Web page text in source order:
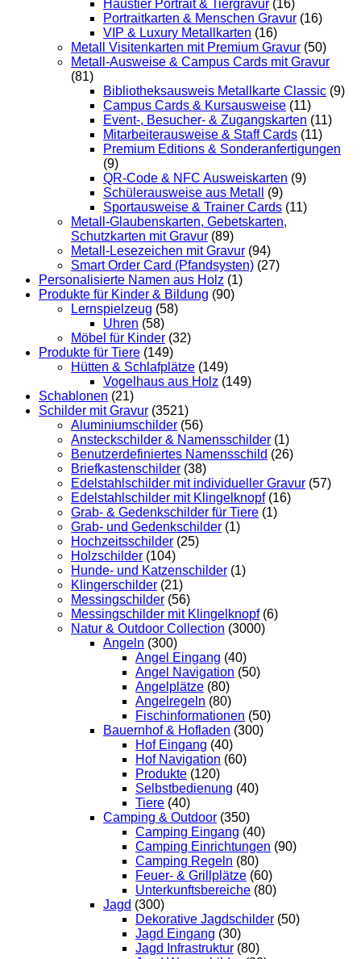
Haustier Portrait & Tiergravur (16)
Portraitkarten & Menschen Gravur (16)
VIP & Luxury Metallkarten (16)
Metall Visitenkarten mit Premium Gravur (50)
Metall-Ausweise & Campus Cards mit Gravur
(81)
Bibliotheksausweis Metallkarte Classic (9)
Campus Cards & Kursausweise (11)
Event-, Besucher- & Zugangskarten (11)
Mitarbeiterausweise & Staff Cards (11)
Premium Editions & Sonderanfertigungen
(9)
QR-Code & NFC Ausweiskarten (9)
Schülerausweise aus Metall
(9)
Sportausweise & Trainer Cards (11)
Metall-Glaubenskarten, Gebetskarten,
Schutzkarten mit Gravur (89)
Metall-Lesezeichen mit Gravur (94)
Smart Order Card (Pfandsysten) (27)
Personalisierte Namen aus Holz (1)
Produkte für Kinder & Bildung (90)
Lernspielzeug (58)
Uhren (58)
Möbel für Kinder (32)
Produkte für Tiere (149)
Hütten & Schlafplätze (149)
Vogelhaus aus Holz (149)
Schablonen (21)
Schilder mit Gravur (3521)
Aluminiumschilder (56)
Ansteckschilder & Namensschilder (1)
Benutzerdefiniertes Namensschild (26)
Briefkastenschilder (38)
Edelstahlschilder mit individueller Gravur (57)
Edelstahlschilder mit Klingelknopf (16)
Grab- & Gedenkschilder für Tiere (1)
Grab- und Gedenkschilder (1)
Hochzeitsschilder (25)
Holzschilder (104)
Hunde- und Katzenschilder (1)
Klingerschilder (21)
Messingschilder (56)
Messingschilder mit Klingelknopf (6)
Natur & Outdoor Collection (3000)
Angeln (300)
Angel Eingang (40)
Angel Navigation (50)
Angelplätze (80)
Angelregeln (80)
Fischinformationen (50)
Bauernhof & Hofladen (300)
Hof Eingang (40)
Hof Navigation (60)
Produkte (120)
Selbstbedienung (40)
Tiere (40)
Camping & Outdoor (350)
Camping Eingang (40)
Camping Einrichtungen (90)
Camping Regeln (80)
Feuer- & Grillplätze (60)
Unterkunftsbereiche (80)
Jagd (300)
Dekorative Jagdschilder (50)
Jagd Eingang (30)
Jagd Infrastruktur (80)